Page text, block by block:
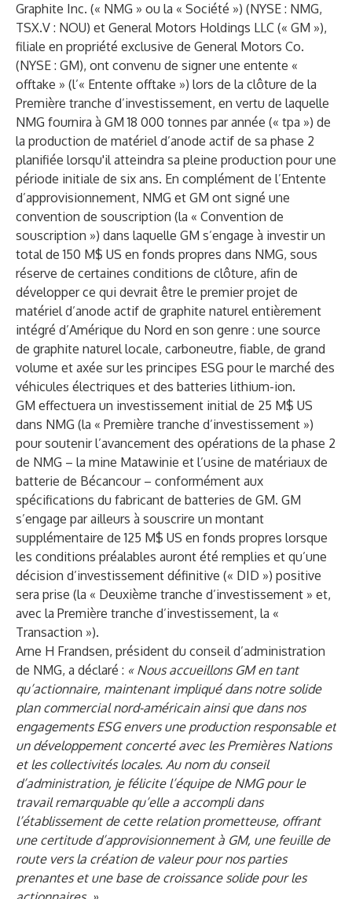
Graphite Inc. (« NMG » ou la « Société ») (NYSE : NMG,
TSX.V : NOU) et General Motors Holdings LLC (« GM »),
filiale en propriété exclusive de General Motors Co.
(NYSE : GM), ont convenu de signer une entente «
offtake » (l’« Entente offtake ») lors de la clôture de la
Première tranche d’investissement, en vertu de laquelle
NMG fournira à GM 18 000 tonnes par année (« tpa ») de
la production de matériel d’anode actif de sa phase 2
planifiée lorsqu'il atteindra sa pleine production pour une
période initiale de six ans. En complément de l’Entente
d’approvisionnement, NMG et GM ont signé une
convention de souscription (la « Convention de
souscription ») dans laquelle GM s’engage à investir un
total de 150 M$ US en fonds propres dans NMG, sous
réserve de certaines conditions de clôture, afin de
développer ce qui devrait être le premier projet de
matériel d’anode actif de graphite naturel entièrement
intégré d’Amérique du Nord en son genre : une source
de graphite naturel locale, carboneutre, fiable, de grand
volume et axée sur les principes ESG pour le marché des
véhicules électriques et des batteries lithium-ion.
GM effectuera un investissement initial de 25 M$ US
dans NMG (la « Première tranche d’investissement »)
pour soutenir l’avancement des opérations de la phase 2
de NMG – la mine Matawinie et l’usine de matériaux de
batterie de Bécancour – conformément aux
spécifications du fabricant de batteries de GM. GM
s’engage par ailleurs à souscrire un montant
supplémentaire de 125 M$ US en fonds propres lorsque
les conditions préalables auront été remplies et qu’une
décision d’investissement définitive (« DID ») positive
sera prise (la « Deuxième tranche d’investissement » et,
avec la Première tranche d’investissement, la «
Transaction »).
Arne H Frandsen, président du conseil d’administration
de NMG, a déclaré : « Nous accueillons GM en tant
qu’actionnaire, maintenant impliqué dans notre solide
plan commercial nord-américain ainsi que dans nos
engagements ESG envers une production responsable et
un développement concerté avec les Premières Nations
et les collectivités locales. Au nom du conseil
d’administration, je félicite l’équipe de NMG pour le
travail remarquable qu’elle a accompli dans
l’établissement de cette relation prometteuse, offrant
une certitude d’approvisionnement à GM, une feuille de
route vers la création de valeur pour nos parties
prenantes et une base de croissance solide pour les